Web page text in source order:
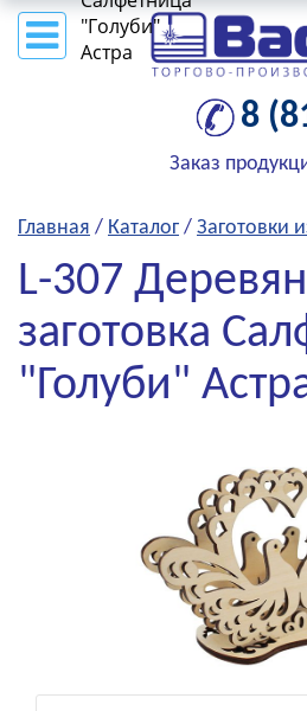
8
Заказ
Главная / Каталог / Заготовки
L-307
заготовка
"Голуби"
"Голуби"
Астра